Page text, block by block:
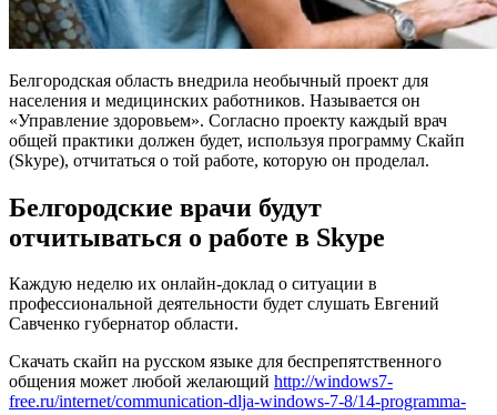
Белгородская область внедрила необычный проект для
населения и медицинских работников. Называется он
«Управление здоровьем». Согласно проекту каждый врач
общей практики должен будет, используя программу Скайп
(Skype), отчитаться о той работе, которую он проделал.
Белгородские врачи будут
отчитываться о работе в Skype
Каждую неделю их онлайн-доклад о ситуации в
профессиональной деятельности будет слушать Евгений
Савченко губернатор области.
Скачать скайп на русском языке для беспрепятственного
общения может любой желающий http://windows7-
free.ru/internet/communication-dlja-windows-7-8/14-programma-